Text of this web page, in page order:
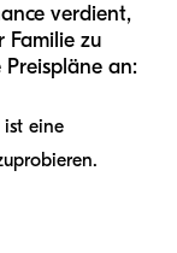
verdient,
Familie zu
an:
ist eine